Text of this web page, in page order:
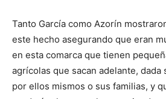
Tanto García como Azorín
este hecho asegurando que eran
en esta comarca que tienen
agrícolas que sacan adelante, dada
por ellos mismos o sus familias, y